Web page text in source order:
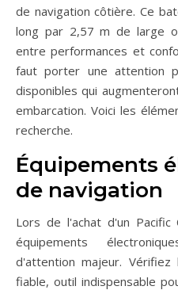
de navigation côtière. Ce
long par 2,57 m de large
entre performances et
faut porter une attention
disponibles qui
embarcation. Voici les
recherche.
Équipements
de navigation
Lors de l'achat d'un Pacific
équipements
d'attention majeur. Vérifiez
fiable, outil indispensable